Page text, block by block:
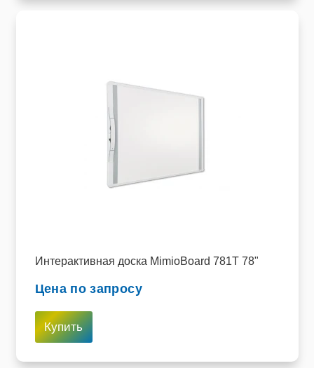
Интерактивная доска MimioBoard 781Т 78"
Цена по запросу
Купить